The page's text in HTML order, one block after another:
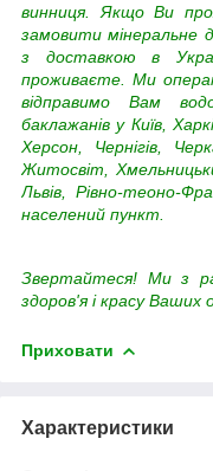
винниця. Якщо Ви
замовити мінеральне
з доставкою в
проживаєте. Ми
відправимо Вам
баклажанів у Київ,
Херсон, Чернігів,
Житосвіт,
Львів, Рівно-теоно-
населений пункт.
Звертайтеся! Ми з
здоров'я і красу Ваших
Приховати
Характеристики